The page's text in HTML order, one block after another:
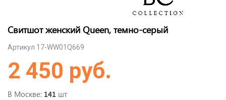
Свитшот женский Queen, темно-серый
Артикул 17-WW01Q669
2 450 руб.
В Москве: 141 шт